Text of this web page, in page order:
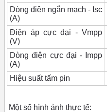
Dòng điện ngắn mạch - Isc
(A)
Điện áp cực đại - Vmpp
(V)
Dòng điện cực đại - Impp
(A)
Hiệu suất tấm pin
Một số hình ảnh thực tế: